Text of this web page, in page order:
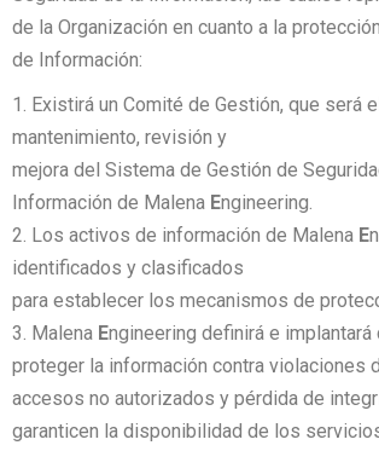
de la Organización en cuanto a la
de Información:
Existirá un Comité de Gestión, que será
mantenimiento, revisión y
mejora del Sistema de Gestión de
Información de Malena Engineering.
Los activos de información de Malena E
identificados y clasificados
para establecer los mecanismos de
Malena Engineering definirá e
proteger la información contra violaciones
accesos no autorizados y pérdida de
garanticen la disponibilidad de los